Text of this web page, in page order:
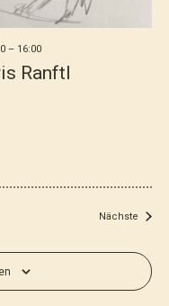
– 16:00
Ranftl
Nächste